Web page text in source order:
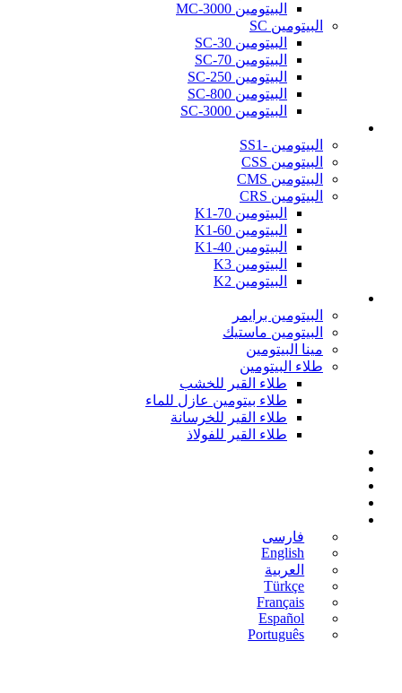
البيتومين MC-3000
البيتومين SC
البيتومين SC-30
البيتومين SC-70
البيتومين SC-250
البيتومين SC-800
البيتومين SC-3000
البيتومين -SS1
البيتومين CSS
البيتومين CMS
البيتومين CRS
البيتومين K1-70
البيتومين K1-60
البيتومين K1-40
البيتومين K3
البيتومين K2
البيتومين برايمر
البيتومين ماستيك
مینا البيتومين
طلاء البيتومين
طلاء القير للخشب
طلاء بيتومين عازل للماء
طلاء القير للخرسانة
طلاء القير للفولاذ
فارسی
English
العربية
Türkçe
Français
Español
Português